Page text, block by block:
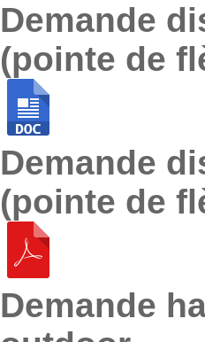
Demande
(pointe de
Demande
(pointe de
Demande